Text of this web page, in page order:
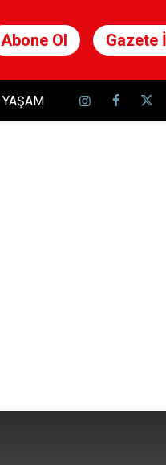
Abone Ol Gazete
YAŞAM